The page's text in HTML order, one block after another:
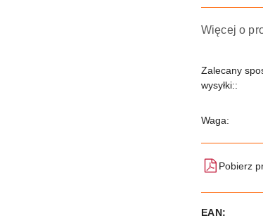
Więcej o
Zalecany
wysyłki::
Waga:
Pobierz
EAN: